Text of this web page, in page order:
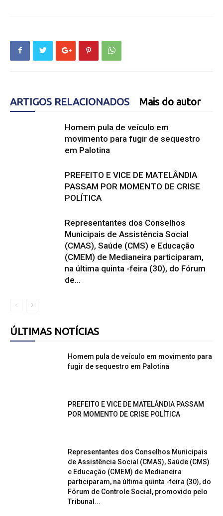
ARTIGOS RELACIONADOS Mais do autor
Homem pula de veículo em
movimento para fugir de sequestro
em Palotina
PREFEITO E VICE DE MATELÂNDIA
PASSAM POR MOMENTO DE CRISE
POLÍTICA
Representantes dos Conselhos
Municipais de Assistência Social
(CMAS), Saúde (CMS) e Educação
(CMEM) de Medianeira participaram,
na última quinta -feira (30), do Fórum
de...
ÚLTIMAS NOTÍCIAS
Homem pula de veículo em movimento para
fugir de sequestro em Palotina
PREFEITO E VICE DE MATELÂNDIA PASSAM
POR MOMENTO DE CRISE POLÍTICA
Representantes dos Conselhos Municipais
de Assistência Social (CMAS), Saúde (CMS)
e Educação (CMEM) de Medianeira
participaram, na última quinta -feira (30), do
Fórum de Controle Social, promovido pelo
Tribunal...